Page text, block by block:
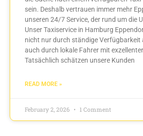
sein. Deshalb vertrauen immer mehr
unseren 24/7 Service, der rund um die
Unser Taxiservice in Hamburg
nicht nur durch ständige Verfügbarkeit
auch durch lokale Fahrer mit
Tatsächlich schätzen unsere Kunden
READ MORE »
February 2, 2026 1 Comment